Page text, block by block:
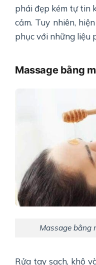
phái đẹp kém tự tin
cảm. Tuy nhiên,
phục với những liệu
Massage bằng
Massage bằng
Rửa tay sạch, khô